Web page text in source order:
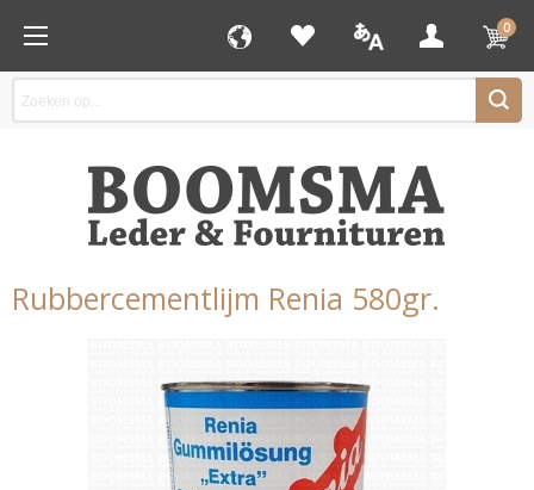
0
Rubbercementlijm Renia 580gr.